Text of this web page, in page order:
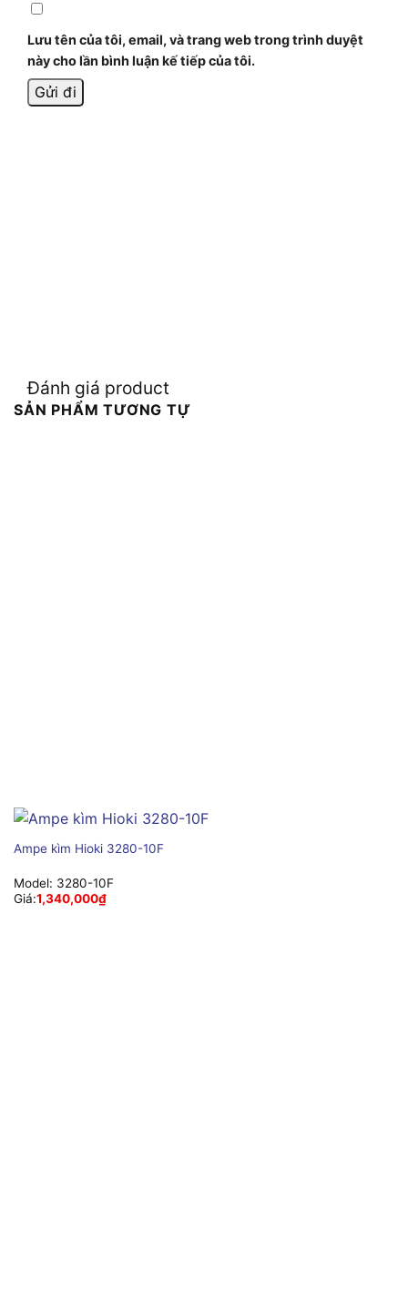
Lưu tên của tôi, email, và trang web trong trình duyệt
này cho lần bình luận kế tiếp của tôi.
Đánh giá product
SẢN PHẨM TƯƠNG TỰ
Ampe kìm Hioki 3280-10F
Model: 3280-10F
Giá:1,340,000₫